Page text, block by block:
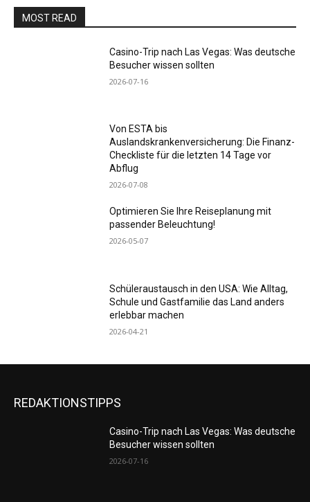
MOST READ
Casino-Trip nach Las Vegas: Was deutsche
Besucher wissen sollten
2026-07-16
Von ESTA bis
Auslandskrankenversicherung: Die Finanz-
Checkliste für die letzten 14 Tage vor
Abflug
2026-07-08
Optimieren Sie Ihre Reiseplanung mit
passender Beleuchtung!
2026-05-07
Schüleraustausch in den USA: Wie Alltag,
Schule und Gastfamilie das Land anders
erlebbar machen
2026-04-21
REDAKTIONSTIPPS
Casino-Trip nach Las Vegas: Was deutsche
Besucher wissen sollten
2026-07-16